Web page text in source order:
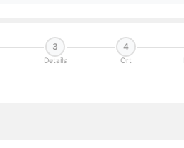
3
Details
4
Ort